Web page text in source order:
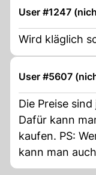
User #1247
Wird kläglich
User #5607
Die Preise
Dafür kann
kaufen. PS:
kann man
XBox